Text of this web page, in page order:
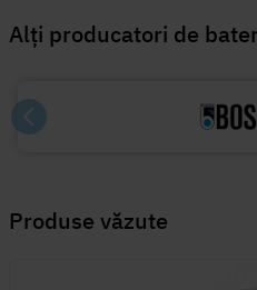
Alți producatori de
Produse văzute